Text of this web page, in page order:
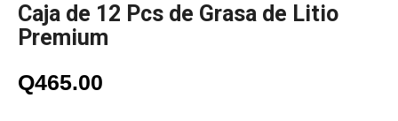
Caja de 12 Pcs de Grasa de Litio
Premium
Q465.00